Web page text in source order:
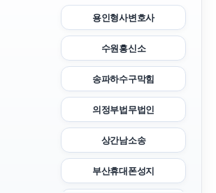
용인형사변호사
수원흥신소
송파하수구막힘
의정부법무법인
상간남소송
부산휴대폰성지